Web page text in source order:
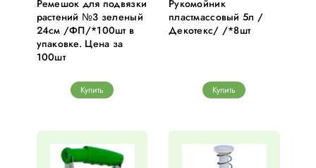
Ремешок для подвязки
растений №3 зеленый
24см /ФП/*100шт в
упаковке. Цена за
100шт
Купить
Рукомойник
пластмассовый 5л /
Декотекс/ /*8шт
Купить